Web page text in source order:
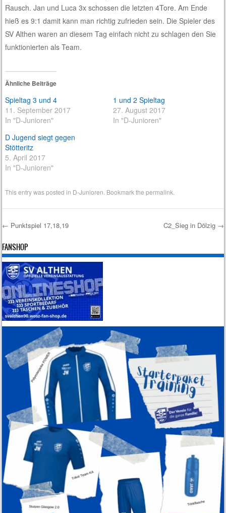
Rausch. Jan und Luca 3x schossen die letzten 4Tore. Am Ende
hieß es 9:1 damit kann man richtig zufrieden sein. Die Spieler des
SV Althen waren an diesem Tag einfach nicht zu schlagen den Sie
funktionierten als Team.
Ähnliche Beiträge
Spieltag 3 und 4
11. September 2017
In "D-Junioren"
1 und 2 Spieltag
27. August 2017
In "D-Junioren"
D Jugend siegt gegen
Stötteritz
5. April 2017
In "D-Junioren"
This entry was posted in D-Junioren . Bookmark thepermalink
Post navigation
← Punktspiel 17,18,19 C2_Sieg in Dölzig →
FANSHOP